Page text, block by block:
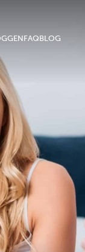
FAQ BLOG